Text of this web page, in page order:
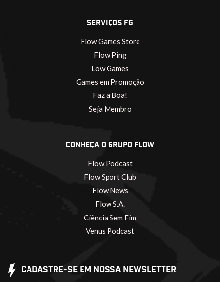
SERVIÇOS FG
Flow Games Store
Flow Ping
Low Games
Games em Promoção
Faz a Boa!
Seja Membro
CONHEÇA O GRUPO FLOW
Flow Podcast
Flow Sport Club
Flow News
Flow S.A.
Ciência Sem Fim
Venus Podcast
CADASTRE-SE EM NOSSA NEWSLETTER